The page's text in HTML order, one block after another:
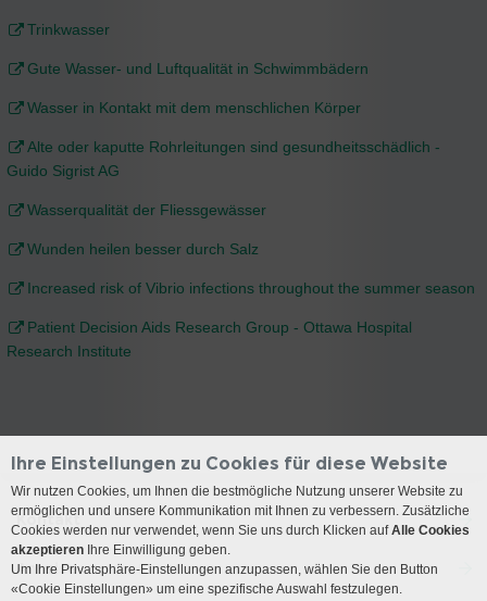
Trinkwasser
Gute Wasser- und Luftqualität in Schwimmbädern
Wasser in Kontakt mit dem menschlichen Körper
Alte oder kaputte Rohrleitungen sind gesundheitsschädlich -
Guido Sigrist AG
Wasserqualität der Fliessgewässer
Wunden heilen besser durch Salz
Increased risk of Vibrio infections throughout the summer season
Patient Decision Aids Research Group - Ottawa Hospital
Research Institute
Kontakt
Anreise
Ihre Einstellungen zu Cookies für diese Website
Wir nutzen Cookies, um Ihnen die bestmögliche Nutzung unserer Website zu
ermöglichen und unsere Kommunikation mit Ihnen zu verbessern. Zusätzliche
Cookies werden nur verwendet, wenn Sie uns durch Klicken aufAlle Cookies
akzeptieren Ihre Einwilligung geben.
Um Ihre Privatsphäre-Einstellungen anzupassen, wählen Sie den Button
«Cookie Einstellungen» um eine spezifische Auswahl festzulegen.